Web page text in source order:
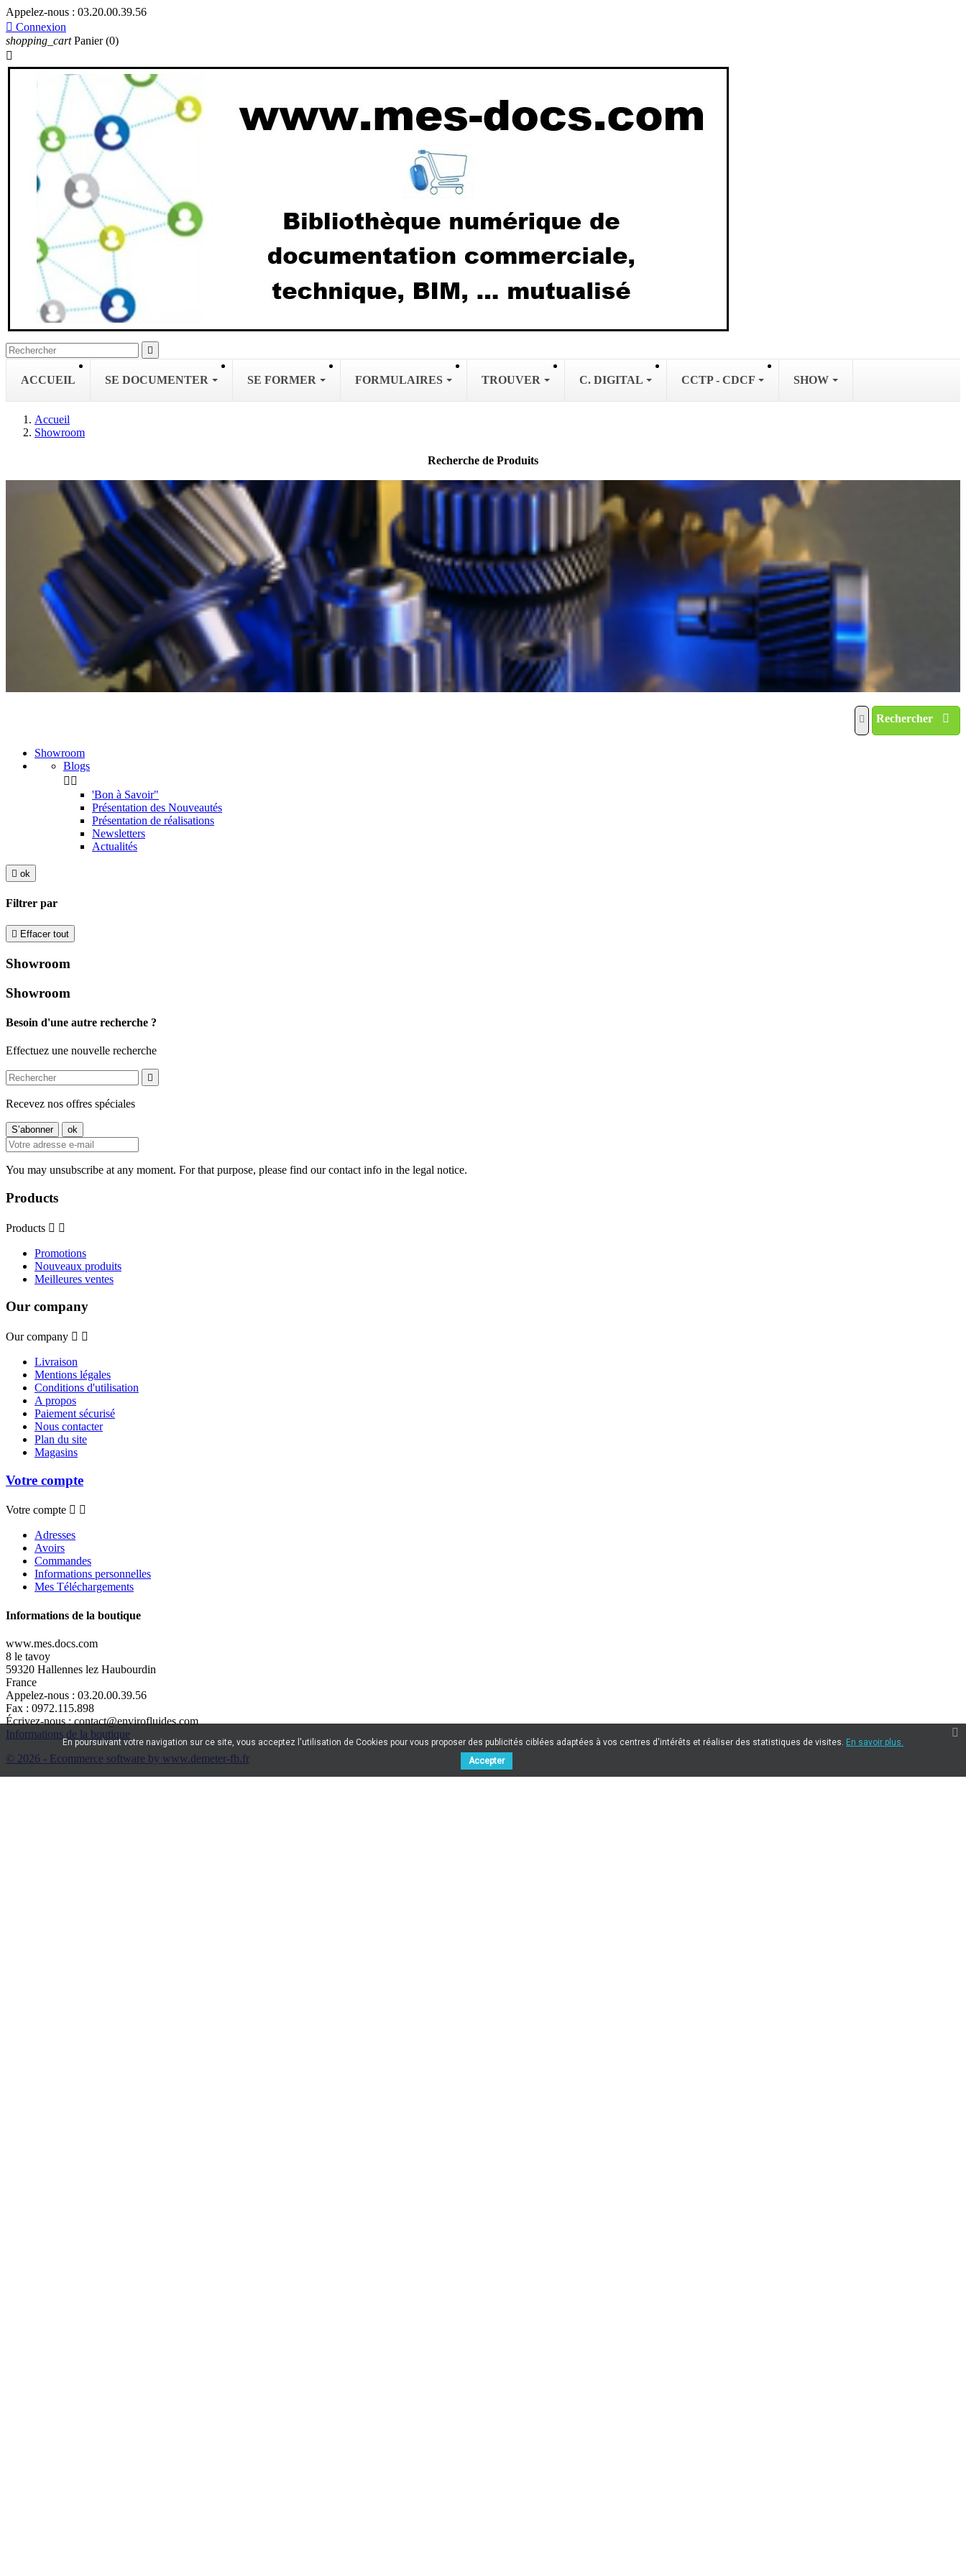
Appelez-nous : 03.20.00.39.56
 Connexion
shopping_cart Panier (0)


ACCUEIL SE DOCUMENTER SE FORMER FORMULAIRES TROUVER C. DIGITAL CCTP - CDCF SHOW
Accueil
Showroom
Recherche de Produits
Rechercher
Showroom
Blogs
 
'Bon à Savoir"
Présentation des Nouveautés
Présentation de réalisations
Newsletters
Actualités
 ok
Filtrer par
 Effacer tout
Showroom
Showroom
Besoin d'une autre recherche ?
Effectuez une nouvelle recherche

Recevez nos offres spéciales
You may unsubscribe at any moment. For that purpose, please find our contact info in the legal notice.
Products
Products  
Promotions
Nouveaux produits
Meilleures ventes
Our company
Our company  
Livraison
Mentions légales
Conditions d'utilisation
A propos
Paiement sécurisé
Nous contacter
Plan du site
Magasins
Votre compte
Votre compte  
Adresses
Avoirs
Commandes
Informations personnelles
Mes Téléchargements
Informations de la boutique
www.mes.docs.com
8 le tavoy
59320 Hallennes lez Haubourdin
France
Appelez-nous : 03.20.00.39.56
Fax : 0972.115.898
Écrivez-nous :contact@envirofluides.com
Informations de la boutique
© 2026 - Ecommerce software by www.demeter-fb.fr
En poursuivant votre navigation sur ce site, vous acceptez l'utilisation de Cookies pour vous proposer des publicités ciblées adaptées à vos centres d'intérêts et réaliser des statistiques de visites. En savoir plus.
Accepter